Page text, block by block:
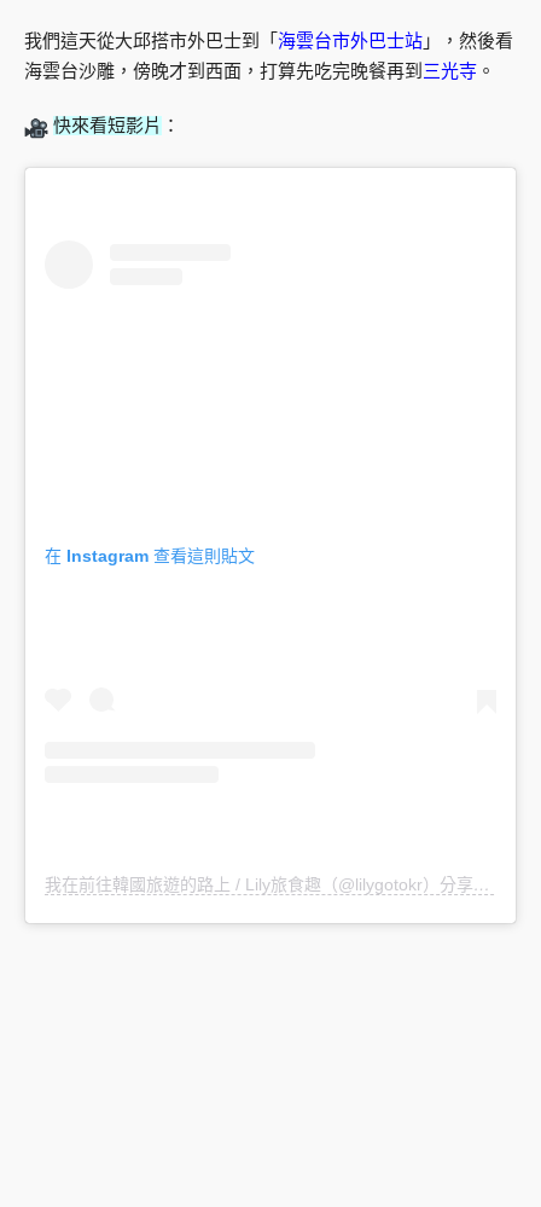
我們這天從大邱搭市外巴士到「 海雲台市外巴士站 」，然後看
海雲台沙雕，傍晚才到西面，打算先吃完晚餐再到 三光寺 。
快來看短影片 ：
在 Instagram 查看這則貼文
我在前往韓國旅遊的路上 / Lily旅食趣（@lilygotokr）分享的貼文